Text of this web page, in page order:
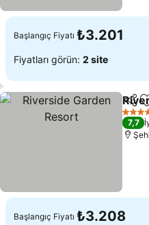
Başlangıç Fiyatı ₺3.201
Fiyatları görün: 2 site
4
7,7
Başlangıç Fiyatı ₺3.208